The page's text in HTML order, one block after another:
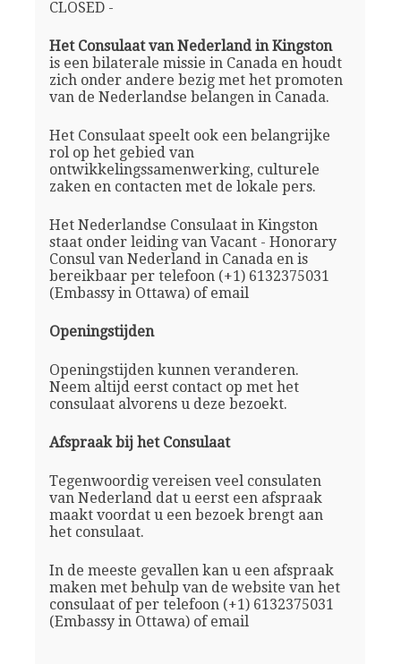
CLOSED -
Het Consulaat van Nederland in Kingston
is een bilaterale missie in Canada en houdt
zich onder andere bezig met het promoten
van de Nederlandse belangen in Canada.
Het Consulaat speelt ook een belangrijke
rol op het gebied van
ontwikkelingssamenwerking, culturele
zaken en contacten met de lokale pers.
Het Nederlandse Consulaat in Kingston
staat onder leiding van Vacant - Honorary
Consul van Nederland in Canada en is
bereikbaar per telefoon (+1) 6132375031
(Embassy in Ottawa) of email
Openingstijden
Openingstijden kunnen veranderen.
Neem altijd eerst contact op met het
consulaat alvorens u deze bezoekt.
Afspraak bij het Consulaat
Tegenwoordig vereisen veel consulaten
van Nederland dat u eerst een afspraak
maakt voordat u een bezoek brengt aan
het consulaat.
In de meeste gevallen kan u een afspraak
maken met behulp van de website van het
consulaat of per telefoon (+1) 6132375031
(Embassy in Ottawa) of email